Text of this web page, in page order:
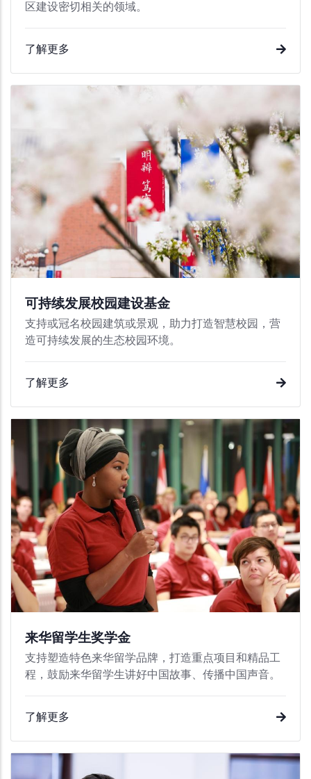
区建设密切相关的领域。
了解更多
可持续发展校园建设基金
支持或冠名校园建筑或景观，助力打造智慧校园，营
造可持续发展的生态校园环境。
了解更多
来华留学生奖学金
支持塑造特色来华留学品牌，打造重点项目和精品工
程，鼓励来华留学生讲好中国故事、传播中国声音。
了解更多